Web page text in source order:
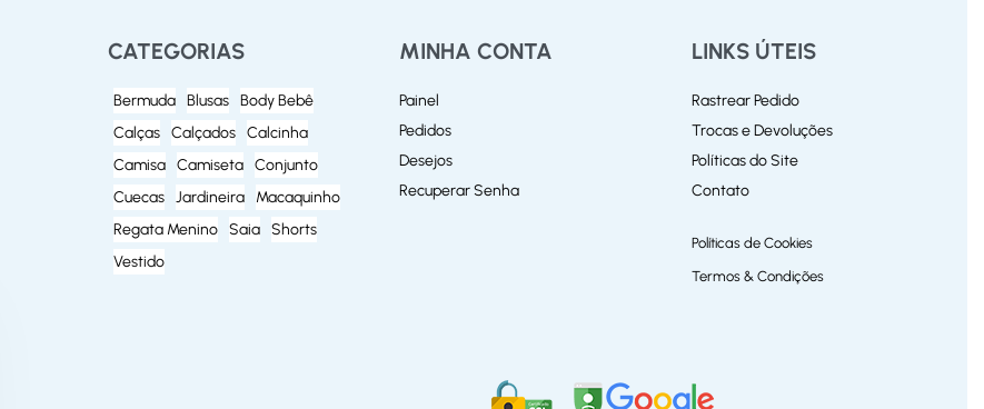
CATEGORIAS
Bermuda Blusas
Body Bebê
Calças
Calçados
Calcinha
Camisa
Camiseta
Conjunto
Cuecas
Jardineira
Macaquinho
Regata Menino
Saia
Shorts
Vestido
MINHA CONTA
Painel
Pedidos
Desejos
Recuperar Senha
LINKS ÚTEIS
Rastrear Pedido
Trocas e Devoluções
Políticas do Site
Contato
Políticas de Cookies
Termos & Condições